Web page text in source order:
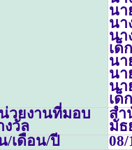
นา
นา
นา
เด็
นา
นา
นา
เด็
วยงานที่มอบ
งวัล
สำ
มัธ
/เดือน/ปี
08/